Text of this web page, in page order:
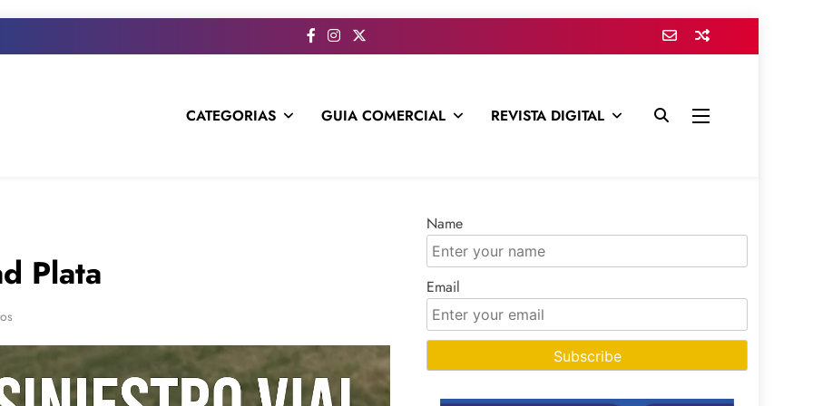
CATEGORIAS GUIA COMERCIAL REVISTA DIGITAL
Plata
Name
Email